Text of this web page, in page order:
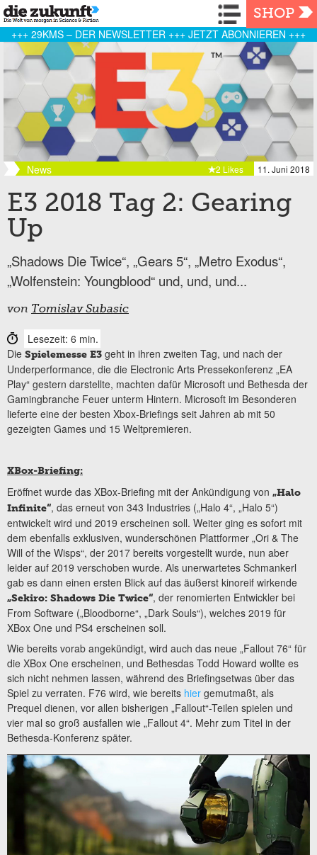
Navigation
SHOP
+++ 29KMS – DER NEWSLETTER +++ JETZT ABONNIEREN +++
News 11. Juni 2018
2 Likes
E3 2018 Tag 2: Gearing
Up
„Shadows Die Twice“, „Gears 5“, „Metro Exodus“,
„Wolfenstein: Youngblood“ und, und, und...
von Tomislav Subasic
Lesezeit: 6 min.
Die Spielemesse E3 geht in ihren zweiten Tag, und nach der
Underperformance, die die Electronic Arts Pressekonferenz „EA
Play“ gestern darstellte, machten dafür Microsoft und Bethesda der
Gamingbranche Feuer unterm Hintern. Microsoft im Besonderen
lieferte eine der besten Xbox-Briefings seit Jahren ab mit 50
gezeigten Games und 15 Weltpremieren.
XBox-Briefing:
Eröffnet wurde das XBox-Briefing mit der Ankündigung von „Halo
Infinite“, das erneut von 343 Industries („Halo 4“, „Halo 5“)
entwickelt wird und 2019 erscheinen soll. Weiter ging es sofort mit
dem ebenfalls exklusiven, wunderschönen Plattformer „Ori & The
Will of the Wisps“, der 2017 bereits vorgestellt wurde, nun aber
leider auf 2019 verschoben wurde. Als unerwartetes Schmankerl
gab es dann einen ersten Blick auf das äußerst kinoreif wirkende
„Sekiro: Shadows Die Twice“, der renomierten Entwickler bei
From Software („Bloodborne“, „Dark Souls“), welches 2019 für
XBox One und PS4 erscheinen soll.
Wie bereits vorab angekündigt, wird auch das neue „Fallout 76“ für
die XBox One erscheinen, und Bethesdas Todd Howard wollte es
sich nicht nehmen lassen, während des Briefingsetwas über das
Spiel zu verraten. F76 wird, wie bereits hier gemutmaßt, als
Prequel dienen, vor allen bisherigen „Fallout“-Teilen spielen und
vier mal so groß ausfallen wie „Fallout 4“. Mehr zum Titel in der
Bethesda-Konferenz später.